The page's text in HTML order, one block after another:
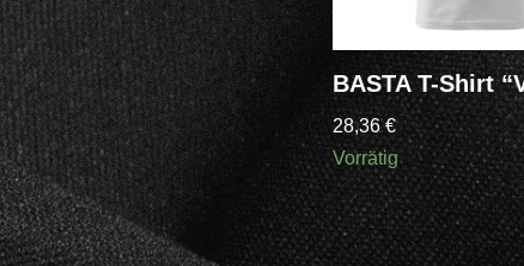
BASTA T-Shirt
28,36€
Vorrätig